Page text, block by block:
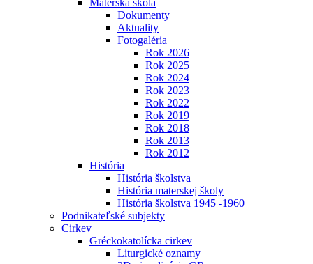
Materská škola
Dokumenty
Aktuality
Fotogaléria
Rok 2026
Rok 2025
Rok 2024
Rok 2023
Rok 2022
Rok 2019
Rok 2018
Rok 2013
Rok 2012
História
História školstva
História materskej školy
História školstva 1945 -1960
Podnikateľské subjekty
Cirkev
Gréckokatolícka cirkev
Liturgické oznamy